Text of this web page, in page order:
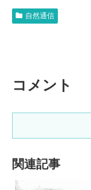
自然通信
コメント
関連記事